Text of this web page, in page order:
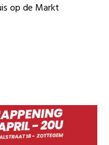
op de Markt